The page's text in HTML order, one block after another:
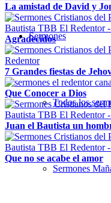
Sermones
Todos los
Sermones
La amistad de David y
Agradecidos
7 Grandes fiestas de
Que Conocer a Dios
Juan el Bautista un
Que no se acabe el amor